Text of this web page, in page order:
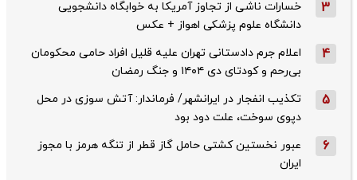
3
خسارات ناشی از تجاوز آمریکا به خوابگاه دانشجویی
دانشگاه علوم پزشکی اهواز + عکس
4
اعلام جرم دادستانی تهران علیه قلیل افراد حامی محکومان
بی‌رحم و کودتای دی‌ ۱۴۰۴ و جنگ رمضان
5
تکذیب ‌انفجار در ایرانشهر/ فرماندار: آتش سوزی در محل
دپوی سوخت، علت دود بود
6
عبور نخستین کشتی حامل گاز قطر از تنگه هرمز با مجوز
ایران